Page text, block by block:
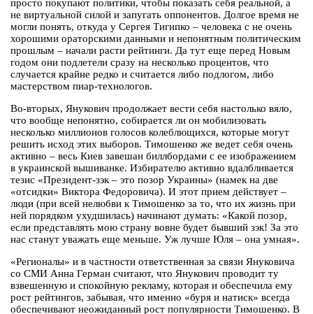
просто покупают политики, чтобы показать себя реальной, а
не виртуальной силой и запугать оппонентов. Долгое время не
могли понять, откуда у Сергея Тигипко – человека с не очень
хорошими ораторскими данными и непонятным политическим
прошлым – начали расти рейтинги. Да тут еще перед Новым
годом они подлетели сразу на несколько процентов, что
случается крайне редко и считается либо подлогом, либо
мастерством пиар-технологов.
Во-вторых, Янукович продолжает вести себя настолько вяло,
что вообще непонятно, собирается ли он мобилизовать
несколько миллионов голосов колеблющихся, которые могут
решить исход этих выборов. Тимошенко же ведет себя очень
активно – весь Киев завешан биллбордами с ее изображением
в украинской вышиванке. Избирателю активно вдалбливается
тезис «Президент-зэк – это позор Украины» (намек на две
«отсидки» Виктора Федоровича). И этот прием действует –
люди (при всей нелюбви к Тимошенко за то, что их жизнь при
ней порядком ухудшилась) начинают думать: «Какой позор,
если представлять мою страну вовне будет бывший зэк! За это
нас станут уважать еще меньше. Уж лучше Юля – она умная».
«Регионалы» и в частности ответственная за связи Януковича
со СМИ Анна Герман считают, что Янукович проводит ту
взвешенную и спокойную рекламу, которая и обеспечила ему
рост рейтингов, забывая, что именно «буря и натиск» всегда
обеспечивают неожиданный рост популярности Тимошенко. В